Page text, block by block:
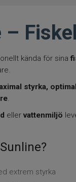
–
kända för sina
styrka,
.
eller vattenmiljö
extrem styrka